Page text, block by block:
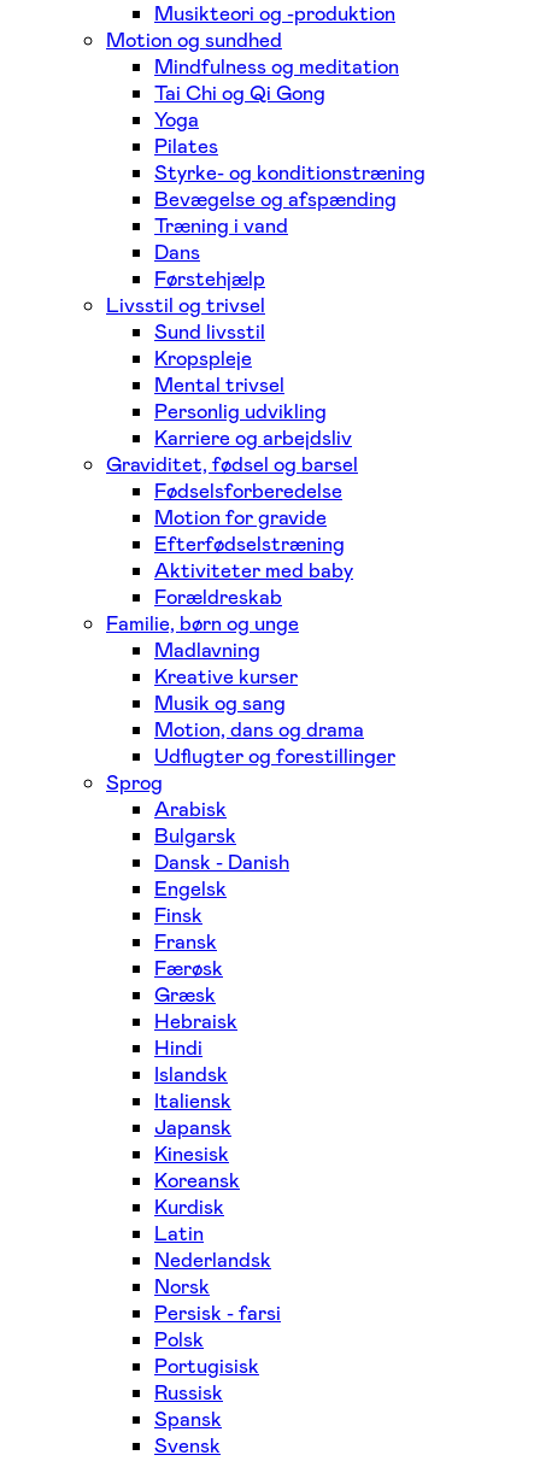
Musikteori og -produktion
Motion og sundhed
Mindfulness og meditation
Tai Chi og Qi Gong
Yoga
Pilates
Styrke- og konditionstræning
Bevægelse og afspænding
Træning i vand
Dans
Førstehjælp
Livsstil og trivsel
Sund livsstil
Kropspleje
Mental trivsel
Personlig udvikling
Karriere og arbejdsliv
Graviditet, fødsel og barsel
Fødselsforberedelse
Motion for gravide
Efterfødselstræning
Aktiviteter med baby
Forældreskab
Familie, børn og unge
Madlavning
Kreative kurser
Musik og sang
Motion, dans og drama
Udflugter og forestillinger
Sprog
Arabisk
Bulgarsk
Dansk - Danish
Engelsk
Finsk
Fransk
Færøsk
Græsk
Hebraisk
Hindi
Islandsk
Italiensk
Japansk
Kinesisk
Koreansk
Kurdisk
Latin
Nederlandsk
Norsk
Persisk - farsi
Polsk
Portugisisk
Russisk
Spansk
Svensk